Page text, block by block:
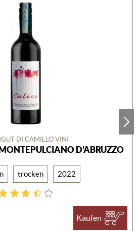
DI CAMILLO VINI
D'ABRUZZO
trocken 2022
Kaufen